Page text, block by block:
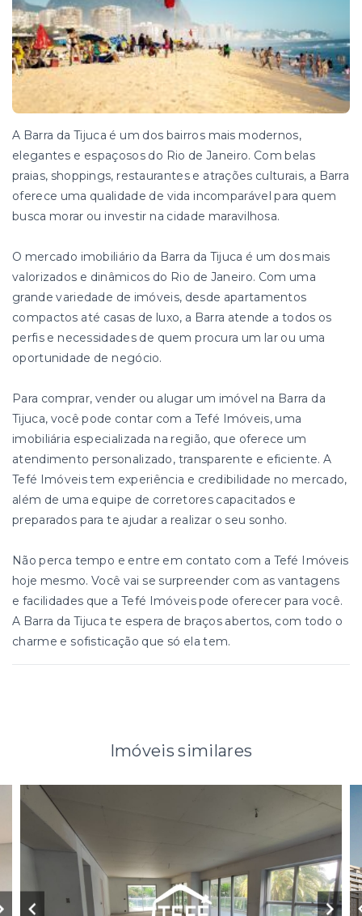
A Barra da Tijuca é um dos bairros mais modernos,
elegantes e espaçosos do Rio de Janeiro. Com belas
praias, shoppings, restaurantes e atrações culturais, a Barra
oferece uma qualidade de vida incomparável para quem
busca morar ou investir na cidade maravilhosa.
O mercado imobiliário da Barra da Tijuca é um dos mais
valorizados e dinâmicos do Rio de Janeiro. Com uma
grande variedade de imóveis, desde apartamentos
compactos até casas de luxo, a Barra atende a todos os
perfis e necessidades de quem procura um lar ou uma
oportunidade de negócio.
Para comprar, vender ou alugar um imóvel na Barra da
Tijuca, você pode contar com a Tefé Imóveis, uma
imobiliária especializada na região, que oferece um
atendimento personalizado, transparente e eficiente. A
Tefé Imóveis tem experiência e credibilidade no mercado,
além de uma equipe de corretores capacitados e
preparados para te ajudar a realizar o seu sonho.
Não perca tempo e entre em contato com a Tefé Imóveis
hoje mesmo. Você vai se surpreender com as vantagens
e facilidades que a Tefé Imóveis pode oferecer para você.
A Barra da Tijuca te espera de braços abertos, com todo o
charme e sofisticação que só ela tem.
Imóveis similares